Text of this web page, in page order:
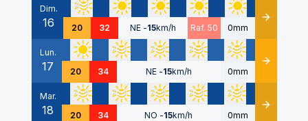
Dim.
16 20 32 NE -15km/h Raf. 50 0mm Détails
Lun.
17 20 34 NE -15km/h 0mm Détails
Mar.
18 20 34 NO -15km/h 0mm Détails